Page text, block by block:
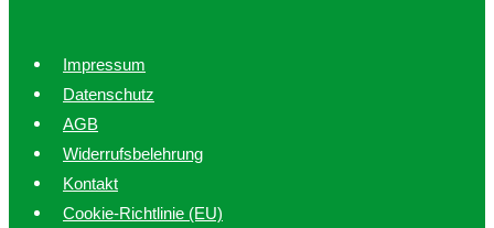
Impressum
Datenschutz
AGB
Widerrufsbelehrung
Kontakt
Cookie-Richtlinie (EU)